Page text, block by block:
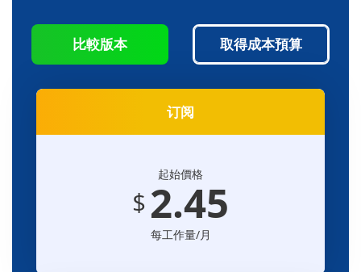
比較版本 取得成本預算
订阅
起始價格
$2.45
每工作量/月